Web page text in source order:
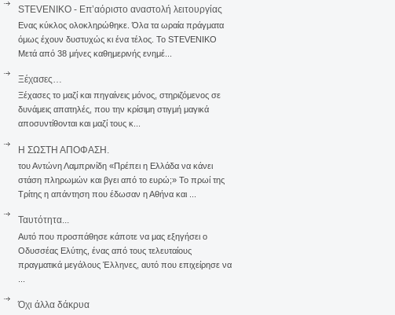
STEVENIKO - Επ’αόριστο αναστολή λειτουργίας
Ενας κύκλος ολοκληρώθηκε. Όλα τα ωραία πράγματα
όμως έχουν δυστυχώς κι ένα τέλος. Το STEVENIKO
Μετά από 38 μήνες καθημερινής ενημέ...
Ξέχασες…
Ξέχασες το μαζί και πηγαίνεις μόνος, στηριζόμενος σε
δυνάμεις απατηλές, που την κρίσιμη στιγμή μαγικά
αποσυντίθονται και μαζί τους κ...
Η ΣΩΣΤΗ ΑΠΟΦΑΣΗ.
του Αντώνη Λαμπρινίδη «Πρέπει η Ελλάδα να κάνει
στάση πληρωμών και βγει από το ευρώ;» Το πρωί της
Τρίτης η απάντηση που έδωσαν η Αθήνα και ...
Ταυτότητα...
Αυτό που προσπάθησε κάποτε να μας εξηγήσει ο
Οδυσσέας Ελύτης, ένας από τους τελευταίους
πραγματικά μεγάλους Έλληνες, αυτό που επιχείρησε να
Όχι άλλα δάκρυα